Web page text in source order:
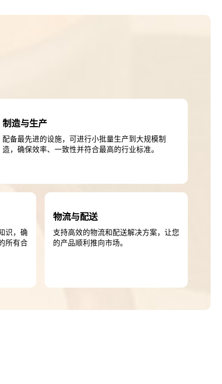
制造与生产
配备最先进的设施，可进行小批量生产到大规模制
造，确保效率、一致性并符合最高的行业标准。
识，确
所有合
物流与配送
支持高效的物流和配送解决方案，让您
的产品顺利推向市场。